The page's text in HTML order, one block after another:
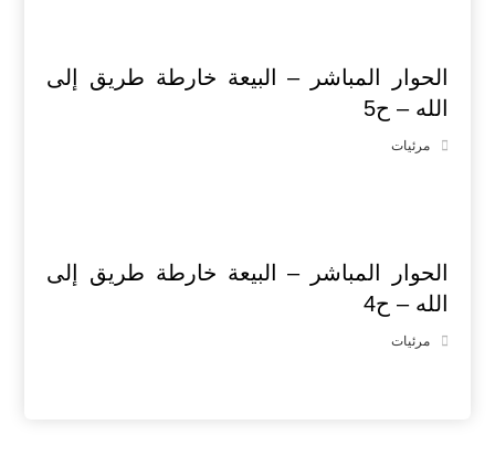
الحوار المباشر – البيعة خارطة طريق إلى
الله – ح5
مرئيات
الحوار المباشر – البيعة خارطة طريق إلى
الله – ح4
مرئيات